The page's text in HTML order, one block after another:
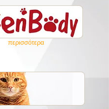
περισσότερα